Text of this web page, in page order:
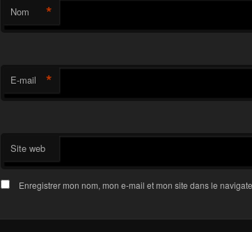
Nom *
E-mail *
Site web
Enregistrer mon nom, mon e-mail et mon site dans le